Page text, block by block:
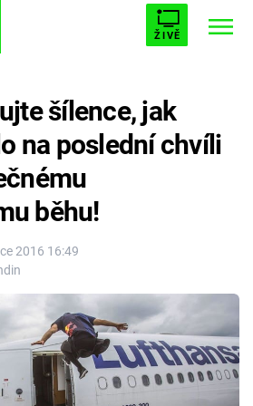
ŽIVĚ
AVENGERS 5
2016 16:49
šílence, jak
na poslední chvíli
běhu!